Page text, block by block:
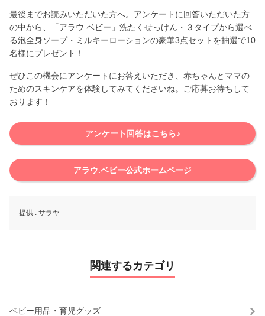
最後までお読みいただいた方へ。アンケートに回答いただいた方
の中から、「アラウ.ベビー」洗たくせっけん・３タイプから選べ
る泡全身ソープ・ミルキーローションの豪華3点セットを抽選で10
名様にプレゼント！
ぜひこの機会にアンケートにお答えいただき、赤ちゃんとママの
ためのスキンケアを体験してみてくださいね。ご応募お待ちして
おります！
アンケート回答はこちら♪
アラウ.ベビー公式ホームページ
提供 : サラヤ
関連するカテゴリ
ベビー用品・育児グッズ